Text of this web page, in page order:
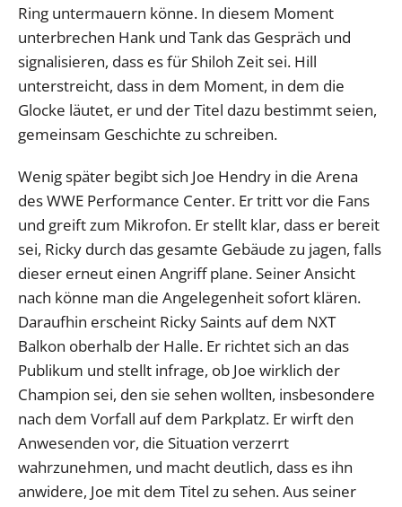
Ring untermauern könne. In diesem Moment
unterbrechen Hank und Tank das Gespräch und
signalisieren, dass es für Shiloh Zeit sei. Hill
unterstreicht, dass in dem Moment, in dem die
Glocke läutet, er und der Titel dazu bestimmt seien,
gemeinsam Geschichte zu schreiben.
Wenig später begibt sich Joe Hendry in die Arena
des WWE Performance Center. Er tritt vor die Fans
und greift zum Mikrofon. Er stellt klar, dass er bereit
sei, Ricky durch das gesamte Gebäude zu jagen, falls
dieser erneut einen Angriff plane. Seiner Ansicht
nach könne man die Angelegenheit sofort klären.
Daraufhin erscheint Ricky Saints auf dem NXT
Balkon oberhalb der Halle. Er richtet sich an das
Publikum und stellt infrage, ob Joe wirklich der
Champion sei, den sie sehen wollten, insbesondere
nach dem Vorfall auf dem Parkplatz. Er wirft den
Anwesenden vor, die Situation verzerrt
wahrzunehmen, und macht deutlich, dass es ihn
anwidere, Joe mit dem Titel zu sehen. Aus seiner